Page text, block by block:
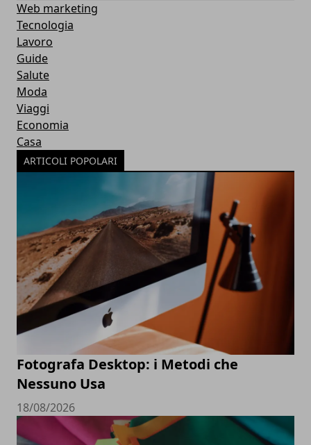
Web marketing
Tecnologia
Lavoro
Guide
Salute
Moda
Viaggi
Economia
Casa
ARTICOLI POPOLARI
Fotografa Desktop: i Metodi che
Nessuno Usa
18/08/2026